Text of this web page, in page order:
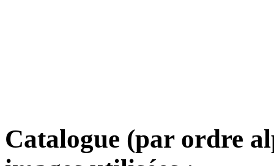
Catalogue (par ordre